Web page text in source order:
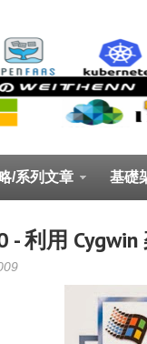
/系列文章 基礎
利用 Cygwin